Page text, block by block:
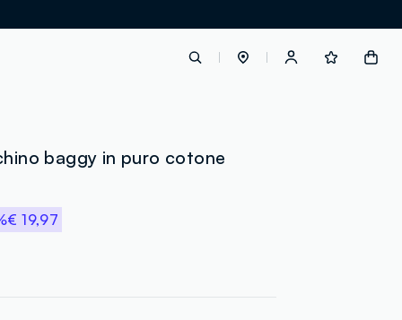
baggy in puro cotone
€ 19,97